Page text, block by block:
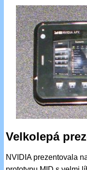
Velkolepá
NVIDIA prezentovala